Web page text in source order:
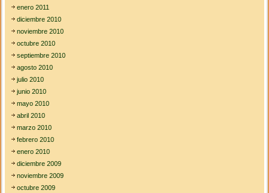
enero 2011
diciembre 2010
noviembre 2010
octubre 2010
septiembre 2010
agosto 2010
julio 2010
junio 2010
mayo 2010
abril 2010
marzo 2010
febrero 2010
enero 2010
diciembre 2009
noviembre 2009
octubre 2009